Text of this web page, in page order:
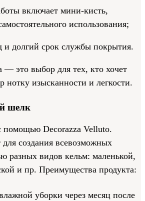
включает мини-кисть,
использования;
и долгий срок службы покрытия.
— это выбор для тех, кто хочет
нотку изысканности и легкости.
шелк
помощью Decorazza Velluto.
создания всевозможных
разных видов кельм: маленькой,
и пр. Преимущества продукта:
уборки через месяц после